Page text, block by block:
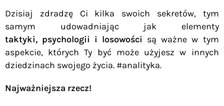
Dzisiaj zdradzę Ci kilka swoich sekretów, tym
samym udowadniając jak elementy
taktyki, psychologii i losowości są ważne w tym
aspekcie, których Ty być może użyjesz w innych
dziedzinach swojego życia. #analityka.
Najważniejsza rzecz!